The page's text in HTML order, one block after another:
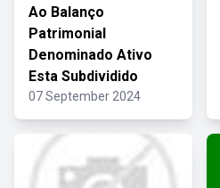
Ao Balanço
Patrimonial
Denominado Ativo
Esta Subdividido
07 September 2024